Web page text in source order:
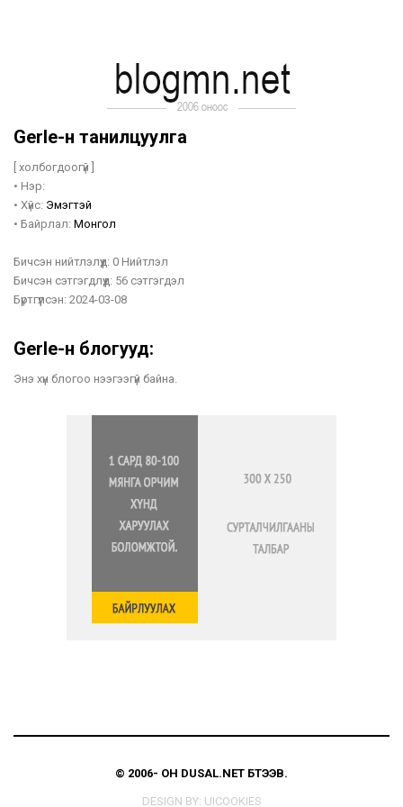
Gerle-н танилцуулга
[ холбогдоогүй ]
• Нэр:
• Хүйс: Эмэгтэй
• Байрлал: Монгол
Бичсэн нийтлэлүүд: 0 Нийтлэл
Бичсэн сэтгэгдлүүд: 56 сэтгэгдэл
Бүртгүүлсэн: 2024-03-08
Gerle-н блогууд:
Энэ хүн блогоо нээгээгүй байна.
© 2006- ОН DUSAL.NET БҮТЭЭВ.
DESIGN BY: UICOOKIES